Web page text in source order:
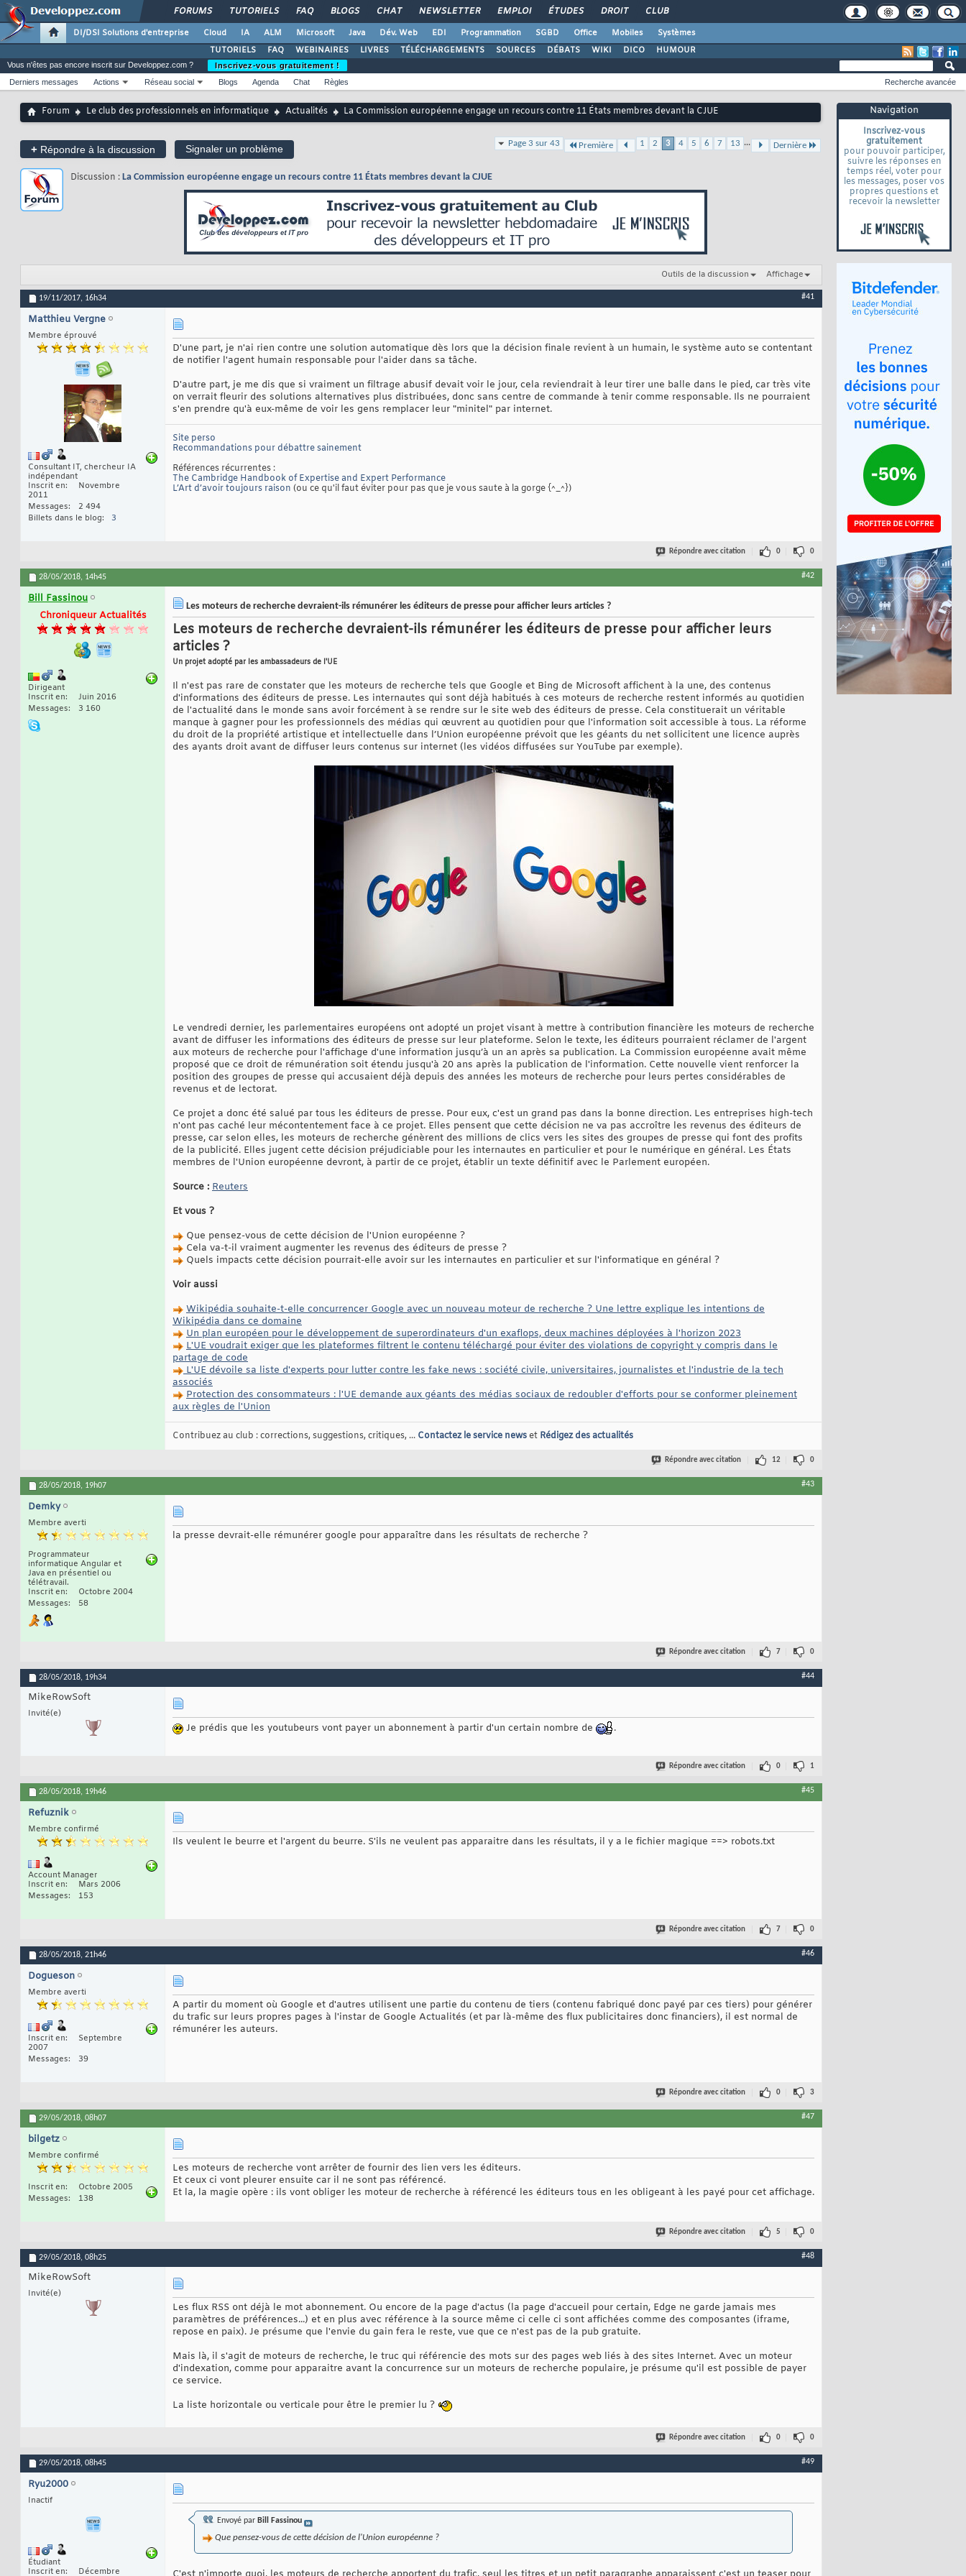
FORUMS TUTORIELS FAQ BLOGS CHAT NEWSLETTER EMPLOI ÉTUDES DROIT CLUB
DI/DSI Solutions d'entreprise Cloud IA ALM Microsoft Java Dév. Web EDI Programmation SGBD Office Mobiles
Systèmes
TUTORIELS
FAQ WEBINAIRES LIVRES TÉLÉCHARGEMENTS SOURCES DÉBATS WIKI DICO HUMOUR
Navigation
Inscrivez-vous
gratuitement
pour pouvoir participer,
suivre les réponses en
temps réel, voter pour
les messages, poser vos
propres questions et
recevoir la newsletter
Vous n'êtes pas encore inscrit sur Developpez.com ?
Inscrivez-vous gratuitement !
Derniers messages
Actions Réseau social Blogs Agenda Chat Règles Recherche avancée
Forum Le club des professionnels en informatique Actualités La Commission européenne engage un recours contre 11 États membres devant la CJUE
+ Répondre à la discussion Signaler un problème Page 3 sur 43 Première 1 2 3 4 5 6 7 13 ... Dernière
Discussion : La Commission européenne engage un recours contre 11 États membres devant la CJUE
Outils de la discussion Affichage
19/11/2017, 16h34 #41
Matthieu Vergne
Membre éprouvé
Consultant IT, chercheur IA
indépendant
Inscrit en
Novembre
2011
Messages
2 494
Billets dans le blog
3
D'une part, je n'ai rien contre une solution automatique dès lors que la décision finale revient à un humain, le système auto se contentant
de notifier l'agent humain responsable pour l'aider dans sa tâche.
D'autre part, je me dis que si vraiment un filtrage abusif devait voir le jour, cela reviendrait à leur tirer une balle dans le pied, car très vite
on verrait fleurir des solutions alternatives plus distribuées, donc sans centre de commande à tenir comme responsable. Ils ne pourraient
s'en prendre qu'à eux-même de voir les gens remplacer leur "minitel" par internet.
Site perso
Recommandations pour débattre sainement
Références récurrentes :
The Cambridge Handbook of Expertise and Expert Performance
L’Art d’avoir toujours raison (ou ce qu'il faut éviter pour pas que je vous saute à la gorge {^_^})
Répondre avec citation 0 0
28/05/2018, 14h45 #42
Bill Fassinou
Chroniqueur Actualités
Dirigeant
Inscrit en
Juin 2016
Messages
3 160
Les moteurs de recherche devraient-ils rémunérer les éditeurs de presse pour afficher leurs articles ?
Les moteurs de recherche devraient-ils rémunérer les éditeurs de presse pour afficher leurs
articles ?
Un projet adopté par les ambassadeurs de l'UE
Il n'est pas rare de constater que les moteurs de recherche tels que Google et Bing de Microsoft affichent à la une, des contenus
d'informations des éditeurs de presse. Les internautes qui sont déjà habitués à ces moteurs de recherche restent informés au quotidien
de l'actualité dans le monde sans avoir forcément à se rendre sur le site web des éditeurs de presse. Cela constituerait un véritable
manque à gagner pour les professionnels des médias qui œuvrent au quotidien pour que l'information soit accessible à tous. La réforme
du droit de la propriété artistique et intellectuelle dans l’Union européenne prévoit que les géants du net sollicitent une licence auprès
des ayants droit avant de diffuser leurs contenus sur internet (les vidéos diffusées sur YouTube par exemple).
Le vendredi dernier, les parlementaires européens ont adopté un projet visant à mettre à contribution financière les moteurs de recherche
avant de diffuser les informations des éditeurs de presse sur leur plateforme. Selon le texte, les éditeurs pourraient réclamer de l'argent
aux moteurs de recherche pour l'affichage d'une information jusqu’à un an après sa publication. La Commission européenne avait même
proposé que ce droit de rémunération soit étendu jusqu'à 20 ans après la publication de l'information. Cette nouvelle vient renforcer la
position des groupes de presse qui accusaient déjà depuis des années les moteurs de recherche pour leurs pertes considérables de
revenus et de lectorat.
Ce projet a donc été salué par tous les éditeurs de presse. Pour eux, c'est un grand pas dans la bonne direction. Les entreprises high-tech
n'ont pas caché leur mécontentement face à ce projet. Elles pensent que cette décision ne va pas accroître les revenus des éditeurs de
presse, car selon elles, les moteurs de recherche génèrent des millions de clics vers les sites des groupes de presse qui font des profits
de la publicité. Elles jugent cette décision préjudiciable pour les internautes en particulier et pour le numérique en général. Les États
membres de l'Union européenne devront, à partir de ce projet, établir un texte définitif avec le Parlement européen.
Source : Reuters
Et vous ?
Que pensez-vous de cette décision de l'Union européenne ?
Cela va-t-il vraiment augmenter les revenus des éditeurs de presse ?
Quels impacts cette décision pourrait-elle avoir sur les internautes en particulier et sur l'informatique en général ?
Voir aussi
Wikipédia souhaite-t-elle concurrencer Google avec un nouveau moteur de recherche ? Une lettre explique les intentions de
Wikipédia dans ce domaine
Un plan européen pour le développement de superordinateurs d'un exaflops, deux machines déployées à l'horizon 2023
L'UE voudrait exiger que les plateformes filtrent le contenu téléchargé pour éviter des violations de copyright y compris dans le
partage de code
L'UE dévoile sa liste d'experts pour lutter contre les fake news : société civile, universitaires, journalistes et l'industrie de la tech
associés
Protection des consommateurs : l'UE demande aux géants des médias sociaux de redoubler d'efforts pour se conformer pleinement
aux règles de l'Union
Contribuez au club : corrections, suggestions, critiques, ... Contactez le service newset Rédigez des actualités
Répondre avec citation 12 0
28/05/2018, 19h07 #43
Demky
Membre averti
Programmateur
informatique Angular et
Java en présentiel ou
télétravail.
Inscrit en
Octobre 2004
Messages
58
la presse devrait-elle rémunérer google pour apparaître dans les résultats de recherche ?
Répondre avec citation 7 0
28/05/2018, 19h34 #44
MikeRowSoft
Invité(e)
Je prédis que les youtubeurs vont payer un abonnement à partir d'un certain nombre de .
Répondre avec citation 0 1
28/05/2018, 19h46 #45
Refuznik
Membre confirmé
Account Manager
Inscrit en
Mars 2006
Messages
153
Ils veulent le beurre et l'argent du beurre. S'ils ne veulent pas apparaitre dans les résultats, il y a le fichier magique ==> robots.txt
Répondre avec citation 7 0
28/05/2018, 21h46 #46
Dogueson
Membre averti
Inscrit en
Septembre
2007
Messages
39
A partir du moment où Google et d'autres utilisent une partie du contenu de tiers (contenu fabriqué donc payé par ces tiers) pour générer
du trafic sur leurs propres pages à l'instar de Google Actualités (et par là-même des flux publicitaires donc financiers), il est normal de
rémunérer les auteurs.
Répondre avec citation 0 3
29/05/2018, 08h07 #47
bilgetz
Membre confirmé
Inscrit en
Octobre 2005
Messages
138
Les moteurs de recherche vont arrêter de fournir des lien vers les éditeurs.
Et ceux ci vont pleurer ensuite car il ne sont pas référencé.
Et la, la magie opère : ils vont obliger les moteur de recherche à référencé les éditeurs tous en les obligeant à les payé pour cet affichage.
Répondre avec citation 5 0
29/05/2018, 08h25 #48
MikeRowSoft
Invité(e)
Les flux RSS ont déjà le mot abonnement. Ou encore de la page d'actus (la page d'accueil pour certain, Edge ne garde jamais mes
paramètres de préférences...) et en plus avec référence à la source même ci celle ci sont affichées comme des composantes (iframe,
repose en paix). Je présume que l'envie du gain fera le reste, vue que ce n'est pas de la pub gratuite.
Mais là, il s'agit de moteurs de recherche, le truc qui référencie des mots sur des pages web liés à des sites Internet. Avec un moteur
d'indexation, comme pour apparaitre avant la concurrence sur un moteurs de recherche populaire, je présume qu'il est possible de payer
ce service.
La liste horizontale ou verticale pour être le premier lu ?
Répondre avec citation 0 0
29/05/2018, 08h45 #49
Ryu2000
Inactif
Étudiant
Inscrit en
Décembre
Envoyé par Bill Fassinou
Que pensez-vous de cette décision de l'Union européenne ?